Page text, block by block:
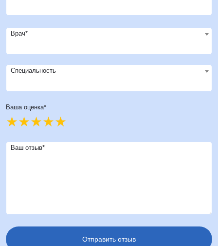
Врач*
Специальность
Ваша оценка*
Ваш отзыв*